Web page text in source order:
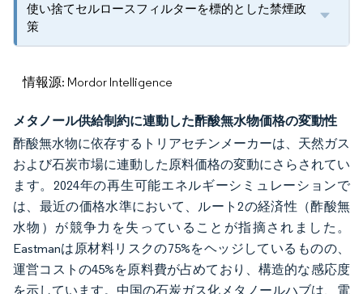
使い捨てセルロースフィルターを標的とした禁煙政
策
情報源: Mordor Intelligence
メタノール供給制約に連動した酢酸無水物価格の変動性
酢酸無水物に依存するトリアセチンメーカーは、天然ガス
および石炭市場に連動した原料価格の変動にさらされてい
ます。2024年の再生可能エネルギーシミュレーションで
は、最近の価格水準において、ルート2の経済性（酢酸無
水物）が競争力を失っていることが指摘されました。
Eastmanは原材料リスクの75%をヘッジしているものの、
運営コストの45%を原料費が占めており、構造的な感応度
を示しています。中国の石炭ガス化メタノールハブは、電